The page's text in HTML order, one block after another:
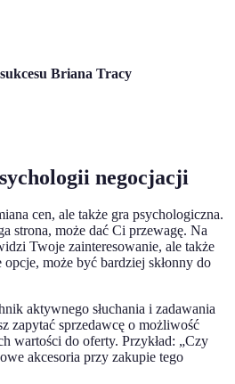
Briana Tracy
negocjacji
cen, ale także gra psychologiczna.
strona, może dać Ci przewagę. Na
Twoje zainteresowanie, ale także
może być bardziej skłonny do
aktywnego słuchania i zadawania
zapytać sprzedawcę o możliwość
wartości do oferty. Przykład: „Czy
akcesoria przy zakupie tego